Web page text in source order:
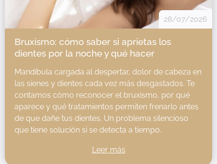
28/07/2026
Bruxismo: cómo saber si aprietas los
dientes por la noche y qué hacer
Mandíbula cargada al despertar, dolor de cabeza en
las sienes y dientes cada vez más desgastados. Te
contamos cómo reconocer el bruxismo, por qué
aparece y qué tratamientos permiten frenarlo antes
de que dañe tus dientes. Un problema silencioso
que tiene solución si se detecta a tiempo.
Leer más